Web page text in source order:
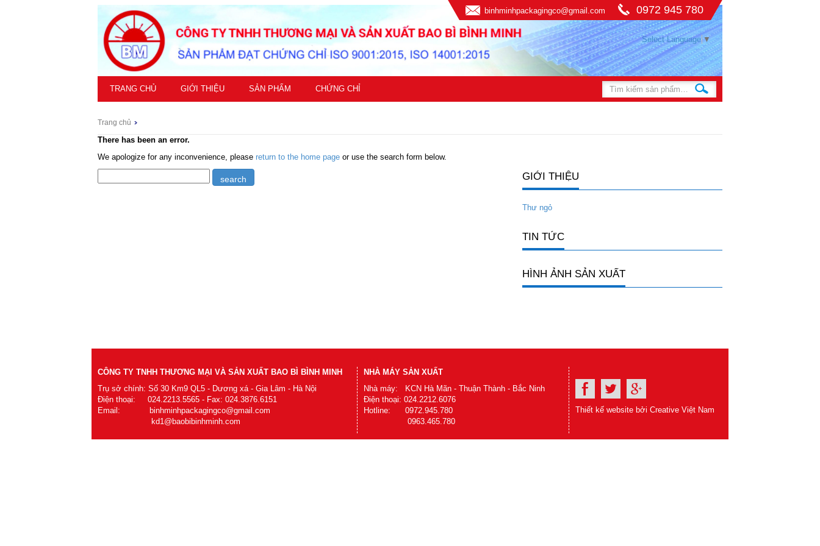
binhminhpackagingco@gmail.com 0972 945 780
Select Language ▼
TRANG CHỦ GIỚI THIỆU SẢN PHẨM CHỨNG CHỈ
Trang chủ
There has been an error.
We apologize for any inconvenience, please return to the home page or use the search form below.
GIỚI THIỆU
Thư ngỏ
TIN TỨC
HÌNH ẢNH SẢN XUẤT
CÔNG TY TNHH THƯƠNG MẠI VÀ SẢN XUẤT BAO BÌ BÌNH MINH
Trụ sở chính: Số 30 Km9 QL5 - Dương xá - Gia Lâm - Hà Nội
Điện thoại: 024.2213.5565 - Fax: 024.3876.6151
Email: binhminhpackagingco@gmail.com
kd1@baobibinhminh.com
NHÀ MÁY SẢN XUẤT
Nhà máy: KCN Hà Mãn - Thuận Thành - Bắc Ninh
Điện thoại: 024.2212.6076
Hotline: 0972.945.780
0963.465.780
Thiết kế website bởi Creative Việt Nam